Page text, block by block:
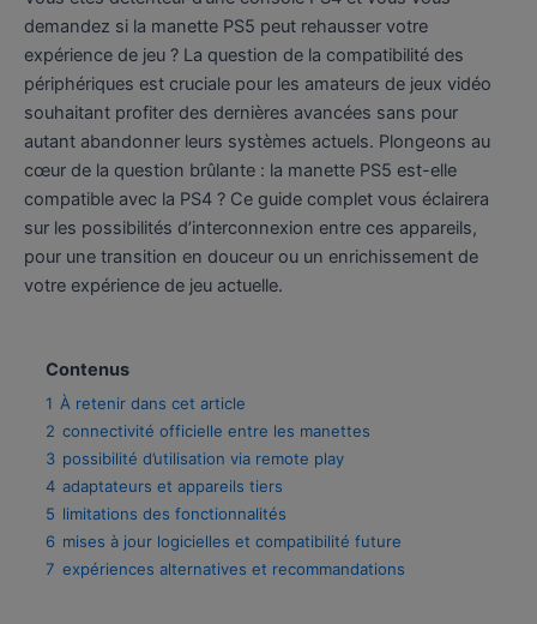
demandez si la manette PS5 peut rehausser votre
expérience de jeu ? La question de la compatibilité des
périphériques est cruciale pour les amateurs de jeux vidéo
souhaitant profiter des dernières avancées sans pour
autant abandonner leurs systèmes actuels. Plongeons au
cœur de la question brûlante : la manette PS5 est-elle
compatible avec la PS4 ? Ce guide complet vous éclairera
sur les possibilités d’interconnexion entre ces appareils,
pour une transition en douceur ou un enrichissement de
votre expérience de jeu actuelle.
Contenus
1 À retenir dans cet article
2 connectivité officielle entre les manettes
3 possibilité d’utilisation via remote play
4 adaptateurs et appareils tiers
5 limitations des fonctionnalités
6 mises à jour logicielles et compatibilité future
7 expériences alternatives et recommandations